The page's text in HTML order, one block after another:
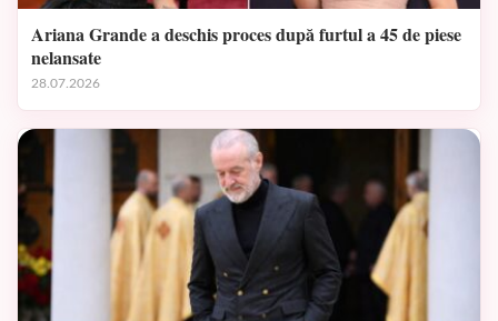
Ariana Grande a deschis proces după furtul a 45 de piese
nelansate
28.07.2026